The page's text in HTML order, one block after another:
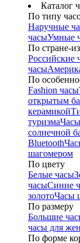
Каталог
По типу
Наручные
часыУмные
По стране-
Российские
часы
По
Fashion часы
открытым
керамикой
туризма
солнечной
Bluetooth
шагомером
По цвету
Белые часы
часыСиние
золотоЧасы
По размеру
Большие
часы для
По форме